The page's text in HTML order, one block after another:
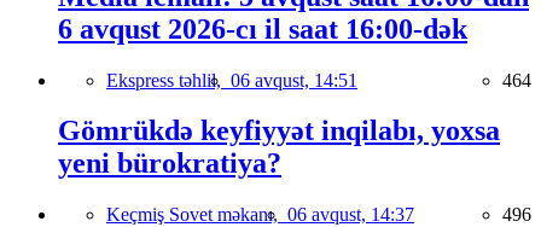
6 avqust 2026-cı il saat 16:00-dək
Ekspress təhlil, 06 avqust, 14:51 464
Gömrükdə keyfiyyət inqilabı, yoxsa
yeni bürokratiya?
Keçmiş Sovet məkanı, 06 avqust, 14:37 496